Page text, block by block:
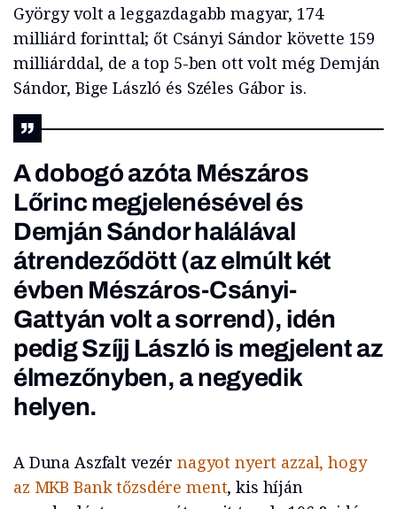
György volt a leggazdagabb magyar, 174
milliárd forinttal; őt Csányi Sándor követte 159
milliárddal, de a top 5-ben ott volt még Demján
Sándor, Bige László és Széles Gábor is.
A dobogó azóta Mészáros
Lőrinc megjelenésével és
Demján Sándor halálával
átrendeződött (az elmúlt két
évben Mészáros-Csányi-
Gattyán volt a sorrend), idén
pedig Szíjj László is megjelent az
élmezőnyben, a negyedik
helyen.
A Duna Aszfalt vezér nagyot nyert azzal, hogy
az MKB Bank tőzsdére ment, kis híján